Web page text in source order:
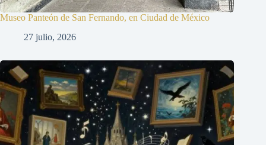
Museo Panteón de San Fernando, en Ciudad de México
27 julio, 2026